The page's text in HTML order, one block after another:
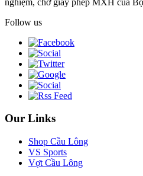
Follow us
Our Links
Shop Cầu Lông
VS Sports
Vợt Cầu Lông